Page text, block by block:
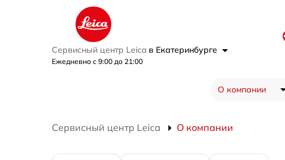
Сервисный центр Leica в Екатеринбурге
Ежедневно с 9:00 до 21:00
О компании
Сервисный центр Leica О компании